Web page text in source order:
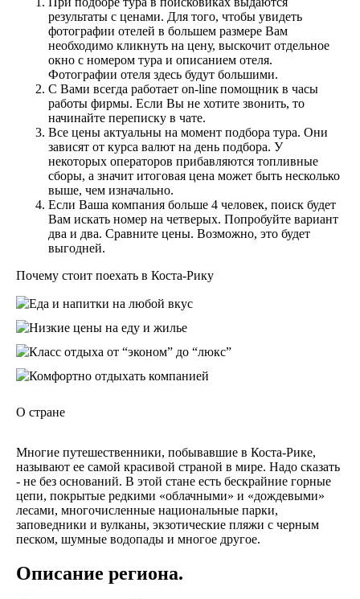
результаты с ценами. Для того, чтобы увидеть
фотографии отелей в большем размере Вам
необходимо кликнуть на цену, выскочит отдельное
окно с номером тура и описанием отеля.
Фотографии отеля здесь будут большими.
С Вами всегда работает on-line помощник в часы
работы фирмы. Если Вы не хотите звонить, то
начинайте переписку в чате.
Все цены актуальны на момент подбора тура. Они
зависят от курса валют на день подбора. У
некоторых операторов прибавляются топливные
сборы, а значит итоговая цена может быть несколько
выше, чем изначально.
Если Ваша компания больше 4 человек, поиск будет
Вам искать номер на четверых. Попробуйте вариант
два и два. Сравните цены. Возможно, это будет
выгодней.
Почему стоит поехать в Коста-Рику
Еда и напитки на любой вкус
Низкие цены на еду и жилье
Класс отдыха от “эконом” до “люкс”
Комфортно отдыхать компанией
О стране
Многие путешественники, побывавшие в Коста-Рике,
называют ее самой красивой страной в мире. Надо сказать
- не без оснований. В этой стане есть бескрайние горные
цепи, покрытые редкими «облачными» и «дождевыми»
лесами, многочисленные национальные парки,
заповедники и вулканы, экзотические пляжи с черным
песком, шумные водопады и многое другое.
Описание региона.